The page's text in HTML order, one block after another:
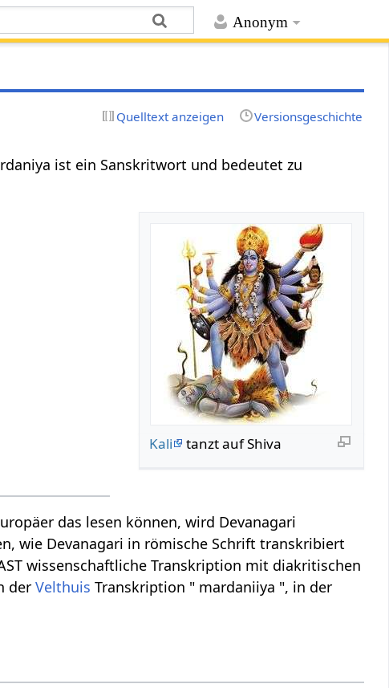
Anonym
Quelltext anzeigen Versionsgeschichte
ist ein Sanskritwort und bedeutet zu
Kali tanzt auf Shiva
das lesen können, wird Devanagari
wie Devanagari in römische Schrift transkribiert
wissenschaftliche Transkription mit diakritischen
derVelthuis Transkription " mardaniiya ", in der